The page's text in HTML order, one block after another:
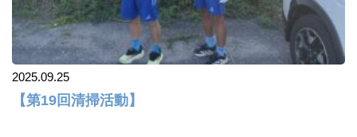
2025.09.25
【第19回清掃活動】